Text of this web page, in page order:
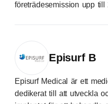
företrädesemission upp till
Episurf B
Episurf Medical är ett
dedikerat till att utveckla